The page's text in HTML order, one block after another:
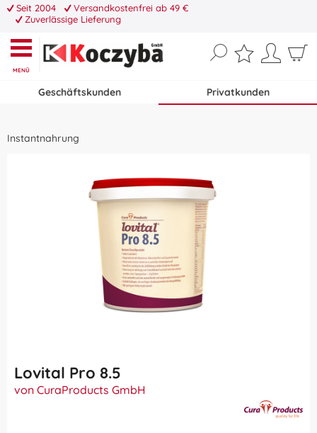
Seit 2004
Versandkostenfrei ab 49 €
Zuverlässige Lieferung
MENÜ
Geschäftskunden Privatkunden
Instantnahrung
Lovital Pro 8.5
von CuraProducts GmbH